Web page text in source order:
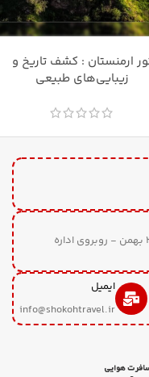
ارمنستان : کشف تاریخ و
زیبایی‌های طبیعی
اصفهان - خیابان نورباران - خیابان 22 بهمن - روبروی اداره
ایمیل
info@shokohtravel.ir